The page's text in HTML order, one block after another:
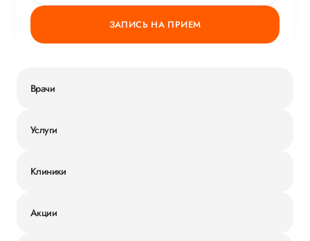
ЗАПИСЬ НА ПРИЕМ
Врачи
Услуги
Клиники
Акции